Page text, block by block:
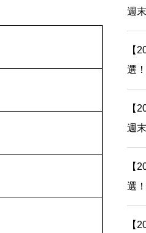
週
【
選
【
週
【
選
【